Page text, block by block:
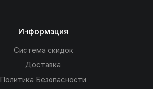
Информация
Система скидок
Доставка
Политика Безопасности